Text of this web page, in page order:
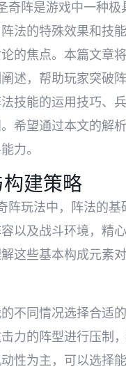
奇阵是游戏中一种
法的特殊效果和技
的焦点。本篇文章
述，帮助玩家突破
技能的运用技巧、
希望通过本文的解
力。
建策略
阵玩法中，阵法的
以及战斗环境，精
这些基本构成元素
不同情况选择合适
力的阵型进行压制
性为主，可以选择